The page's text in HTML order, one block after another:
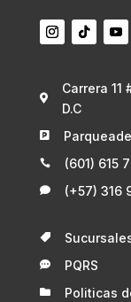

Carrera
D.C

 (601) 615
 (+57) 316

 PQRS
 Politicas